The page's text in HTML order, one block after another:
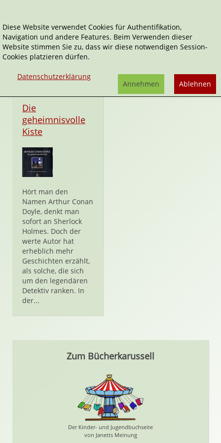
Stimmbuch
Die
geheimnisvolle
Kiste
Hört man den
Namen Arthur Conan
Doyle, denkt man
sofort an Sherlock
Holmes. Doch der
werte Autor hat
erheblich mehr
Geschichten erzählt,
als solche, die sich
um den legendären
Detektiv ranken. In
der...
Zum Bücherkarussell
Der Kinder- und Jugendbuchseite
von Janetts Meinung
Diese Website verwendet Cookies für Authentifikation,
Navigation und andere Features. Beim Verwenden dieser
Website stimmen Sie zu, dass wir diese notwendigen Session-
Cookies platzieren dürfen.
Datenschutzerklärung
Ablehnen
Annehmen